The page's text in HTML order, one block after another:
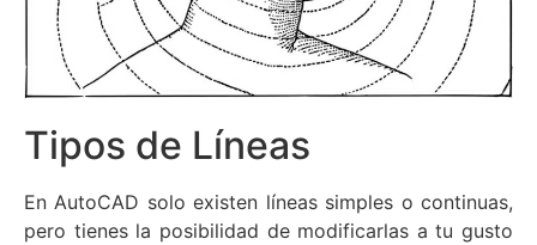
Tipos de Líneas
En AutoCAD solo existen líneas simples o continuas,
pero tienes la posibilidad de modificarlas a tu gusto